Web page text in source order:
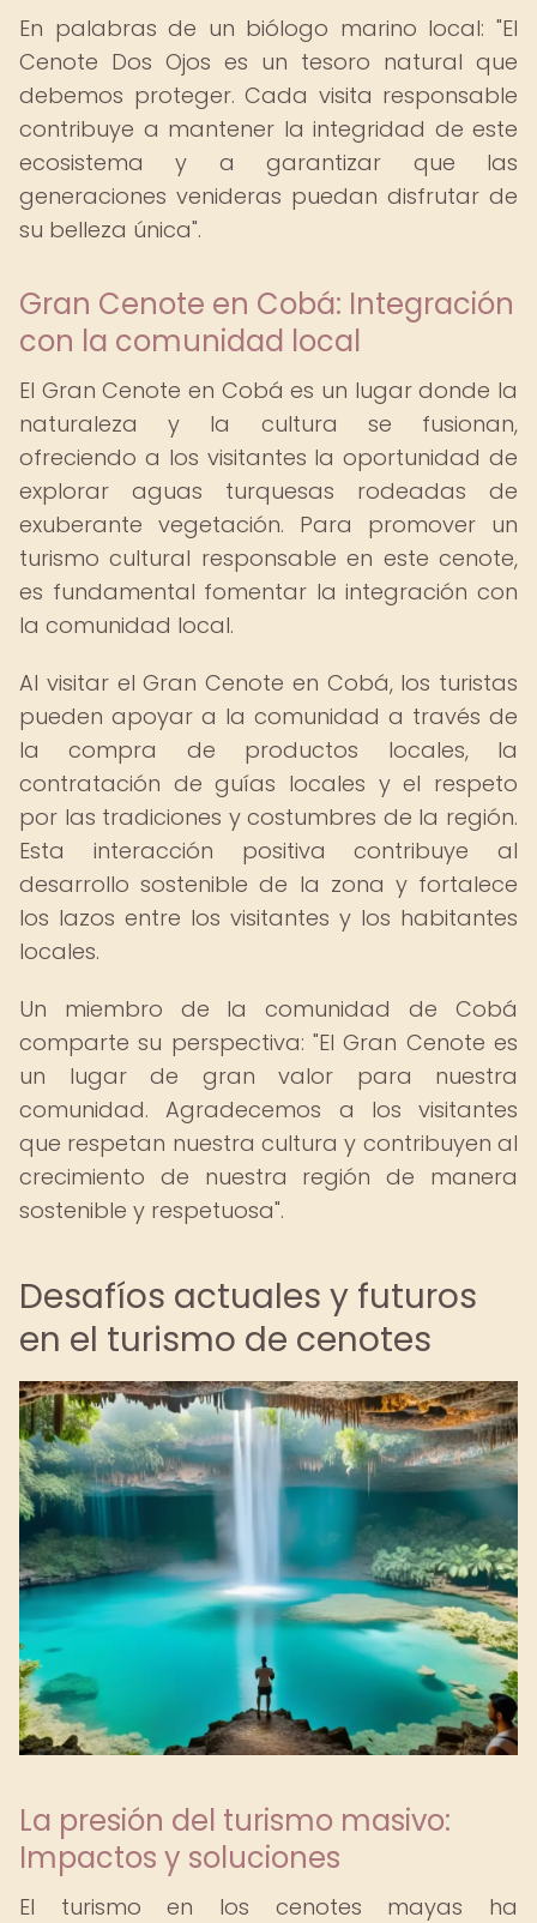
En palabras de un biólogo marino local: "El
Cenote Dos Ojos es un tesoro natural que
debemos proteger. Cada visita responsable
contribuye a mantener la integridad de este
ecosistema y a garantizar que las
generaciones venideras puedan disfrutar de
su belleza única".
Gran Cenote en Cobá: Integración
con la comunidad local
El Gran Cenote en Cobá es un lugar donde la
naturaleza y la cultura se fusionan,
ofreciendo a los visitantes la oportunidad de
explorar aguas turquesas rodeadas de
exuberante vegetación. Para promover un
turismo cultural responsable en este cenote,
es fundamental fomentar la integración con
la comunidad local.
Al visitar el Gran Cenote en Cobá, los turistas
pueden apoyar a la comunidad a través de
la compra de productos locales, la
contratación de guías locales y el respeto
por las tradiciones y costumbres de la región.
Esta interacción positiva contribuye al
desarrollo sostenible de la zona y fortalece
los lazos entre los visitantes y los habitantes
locales.
Un miembro de la comunidad de Cobá
comparte su perspectiva: "El Gran Cenote es
un lugar de gran valor para nuestra
comunidad. Agradecemos a los visitantes
que respetan nuestra cultura y contribuyen al
crecimiento de nuestra región de manera
sostenible y respetuosa".
Desafíos actuales y futuros
en el turismo de cenotes
La presión del turismo masivo:
Impactos y soluciones
El turismo en los cenotes mayas ha